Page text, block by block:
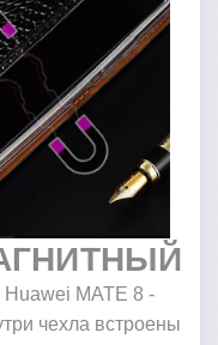
MATE 8 -
чехла встроены